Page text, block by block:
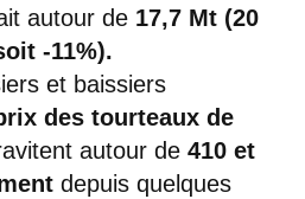
autour de 17,7 Mt (20
-11%).
et baissiers
des tourteaux de
autour de 410 et
depuis quelques